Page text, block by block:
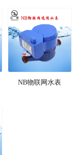
NB物联网水表